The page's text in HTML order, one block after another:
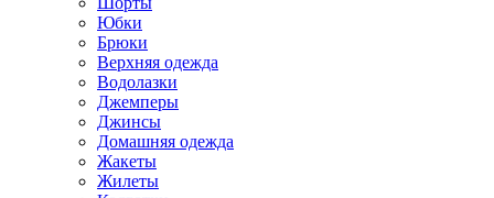
Юбки
Брюки
Верхняя одежда
Водолазки
Джемперы
Джинсы
Домашняя одежда
Жакеты
Жилеты